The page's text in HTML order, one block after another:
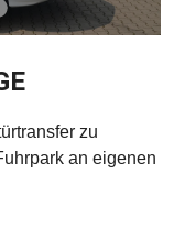
zu
an eigenen
Mercedes-Benz